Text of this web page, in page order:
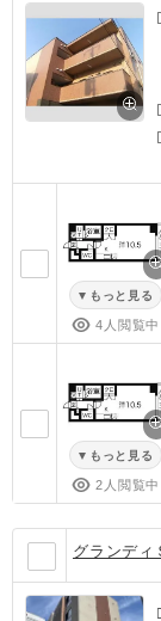
もっと見る
4人閲覧中
もっと見る
2人閲覧中
グランディ